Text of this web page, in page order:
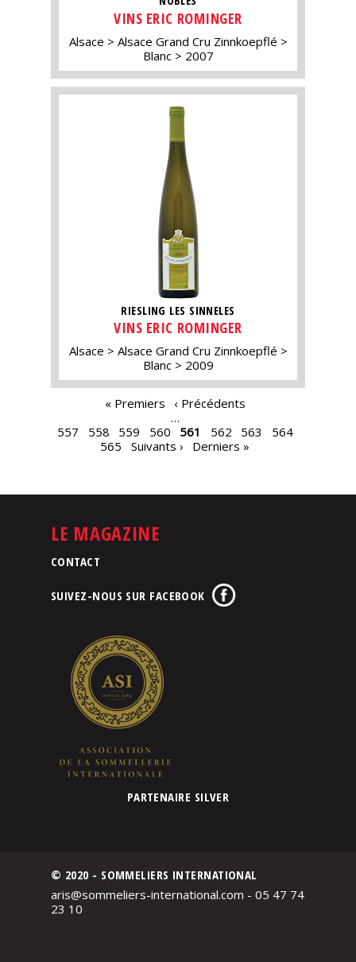
VINS ERIC ROMINGER
Alsace
Alsace Grand Cru Zinnkoepflé
Blanc
2007
RIESLING LES SINNELES
VINS ERIC ROMINGER
Alsace
Alsace Grand Cru Zinnkoepflé
Blanc
2009
« Premiers
‹ Précédents
…
557
558 559 560 561 562 563
564
565
Suivants › Derniers »
LE MAGAZINE
CONTACT
SUIVEZ-NOUS SUR FACEBOOK
PARTENAIRE SILVER
© 2020 - SOMMELIERS INTERNATIONAL
aris@sommeliers-international.com - 05 47 74
23 10